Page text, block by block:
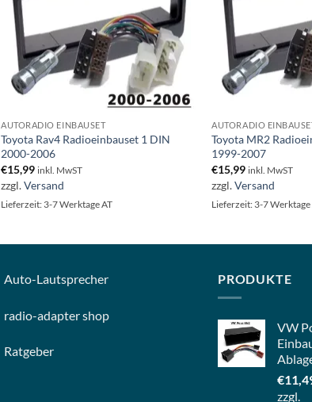
AUTORADIO EINBAUSET
Toyota Rav4 Radioeinbauset 1 DIN
2000-2006
€15,99 inkl. MwST
zzgl.Versand
Lieferzeit: 3-7 Werktage AT
AUTORADIO
Toyota MR2
1999-2007
€15,99 inkl. MwST
zzgl.Versand
Lieferzeit: 3-7 Werktage
Auto-Lautsprecher
radio-adapter shop
Ratgeber
PRODUKTE
VW
€
zzgl.